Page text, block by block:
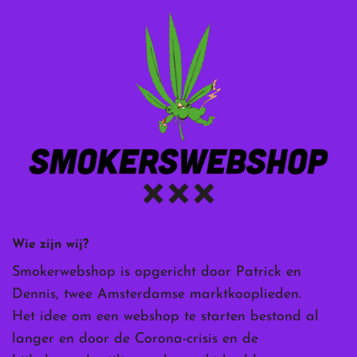
Wie zijn wij?
Smokerwebshop is opgericht door Patrick en
Dennis, twee Amsterdamse marktkooplieden.
Het idee om een webshop te starten bestond al
langer en door de Corona-crisis en de